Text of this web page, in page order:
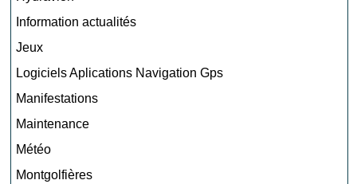
Information actualités
Jeux
Logiciels Aplications Navigation Gps
Manifestations
Maintenance
Météo
Montgolfières